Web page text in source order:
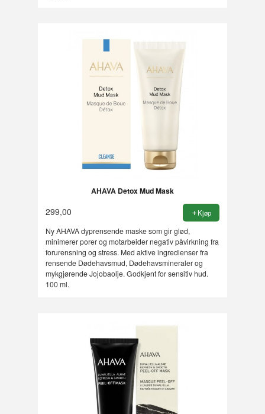
AHAVA Detox Mud Mask
299,00 Kjøp
Ny AHAVA dyprensende maske som gir glød,
minimerer porer og motarbeider negativ påvirkning fra
forurensning og stress. Med aktive ingredienser fra
rensende Dødehavsmud, Dødehavsmineraler og
mykgjørende Jojobaolje. Godkjent for sensitiv hud.
100 ml.